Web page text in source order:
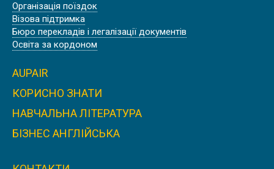
Організація поїздок
Візова підтримка
Бюро перекладів і легалізації документів
Освіта за кордоном
AUPAIR
КОРИСНО ЗНАТИ
НАВЧАЛЬНА ЛІТЕРАТУРА
БІЗНЕС АНГЛІЙСЬКА